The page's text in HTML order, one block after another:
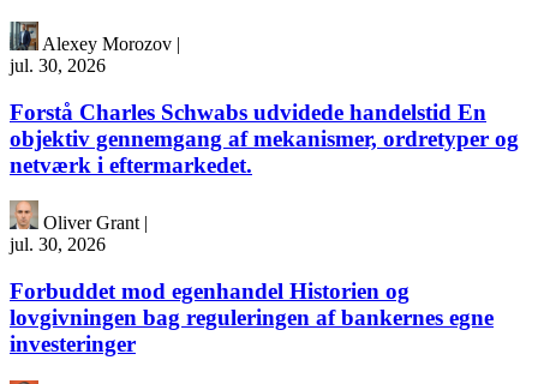
Alexey Morozov |
jul. 30, 2026
Forstå Charles Schwabs udvidede handelstid En
objektiv gennemgang af mekanismer, ordretyper og
netværk i eftermarkedet.
Oliver Grant |
jul. 30, 2026
Forbuddet mod egenhandel Historien og
lovgivningen bag reguleringen af bankernes egne
investeringer